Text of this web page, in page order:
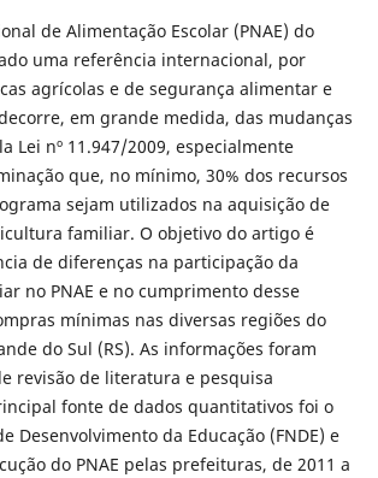
de Alimentação Escolar (PNAE) do
uma referência internacional, por
agrícolas e de segurança alimentar e
em grande medida, das mudanças
Lei nº 11.947/2009, especialmente
que, no mínimo, 30% dos recursos
sejam utilizados na aquisição de
familiar. O objetivo do artigo é
de diferenças na participação da
no PNAE e no cumprimento desse
mínimas nas diversas regiões do
do Sul (RS). As informações foram
revisão de literatura e pesquisa
fonte de dados quantitativos foi o
Desenvolvimento da Educação (FNDE) e
do PNAE pelas prefeituras, de 2011 a